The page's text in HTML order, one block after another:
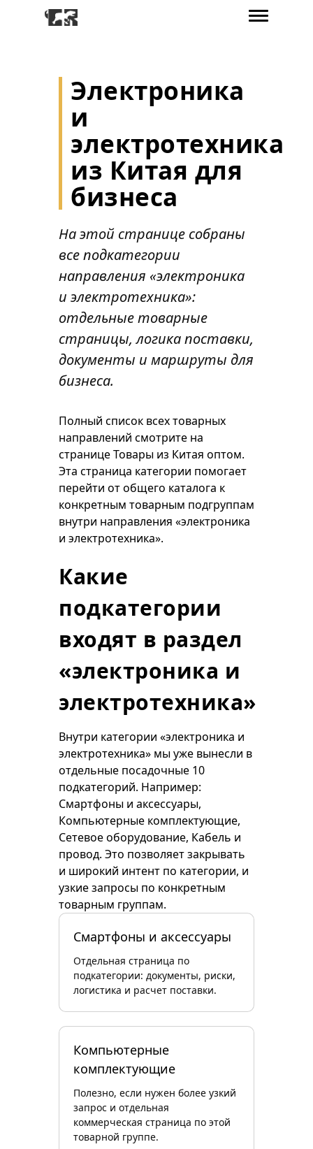
Электроника
и
электротехника
из Китая для
бизнеса
На этой странице собраны
все подкатегории
направления «электроника
и электротехника»:
отдельные товарные
страницы, логика поставки,
документы и маршруты для
бизнеса.
Полный список всех товарных
направлений смотрите на
страницеТовары из Китая оптом.
Эта страница категории помогает
перейти от общего каталога к
конкретным товарным подгруппам
внутри направления «электроника
и электротехника».
Какие
подкатегории
входят в раздел
«электроника и
электротехника»
Внутри категории «электроника и
электротехника» мы уже вынесли в
отдельные посадочные 10
подкатегорий. Например:
Смартфоны и аксессуары,
Компьютерные комплектующие,
Сетевое оборудование, Кабель и
провод. Это позволяет закрывать
и широкий интент по категории, и
узкие запросы по конкретным
товарным группам.
Смартфоны и аксессуары
Отдельная страница по
подкатегории: документы, риски,
логистика и расчет поставки.
Компьютерные
комплектующие
Полезно, если нужен более узкий
запрос и отдельная
коммерческая страница по этой
товарной группе.